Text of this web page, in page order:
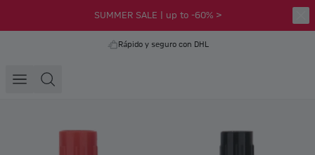
SUMMER SALE | up to -60% >
Rápido y seguro con DHL